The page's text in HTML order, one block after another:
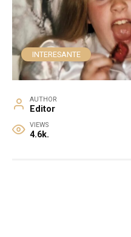
INTERESANTE
AUTHOR
Editor
VIEWS
4.6k.